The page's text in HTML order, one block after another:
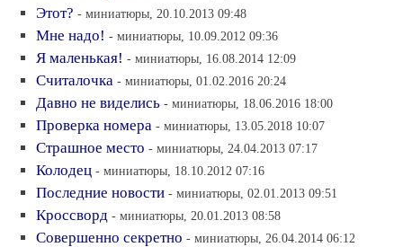
Этот? - миниатюры, 20.10.2013 09:48
Мне надо! - миниатюры, 10.09.2012 09:36
Я маленькая! - миниатюры, 16.08.2014 12:09
Считалочка - миниатюры, 01.02.2016 20:24
Давно не виделись - миниатюры, 18.06.2016 18:00
Проверка номера - миниатюры, 13.05.2018 10:07
Страшное место - миниатюры, 24.04.2013 07:17
Колодец - миниатюры, 18.10.2012 07:16
Последние новости - миниатюры, 02.01.2013 09:51
Кроссворд - миниатюры, 20.01.2013 08:58
Совершенно секретно - миниатюры, 26.04.2014 06:12